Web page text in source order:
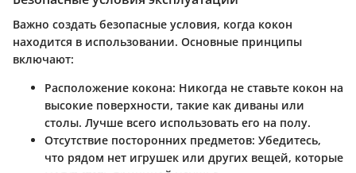
Важно создать безопасные условия, когда кокон
находится в использовании. Основные принципы
включают:
Расположение кокона: Никогда не ставьте кокон на
высокие поверхности, такие как диваны или
столы. Лучше всего использовать его на полу.
Отсутствие посторонних предметов: Убедитесь,
что рядом нет игрушек или других вещей, которые